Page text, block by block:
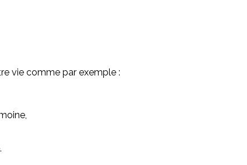
vie comme par exemple :